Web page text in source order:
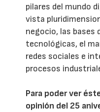
pilares del mundo
vista
negocio, las
tecnológicas, el
redes sociales e
procesos
Para poder ver
opinión del 25